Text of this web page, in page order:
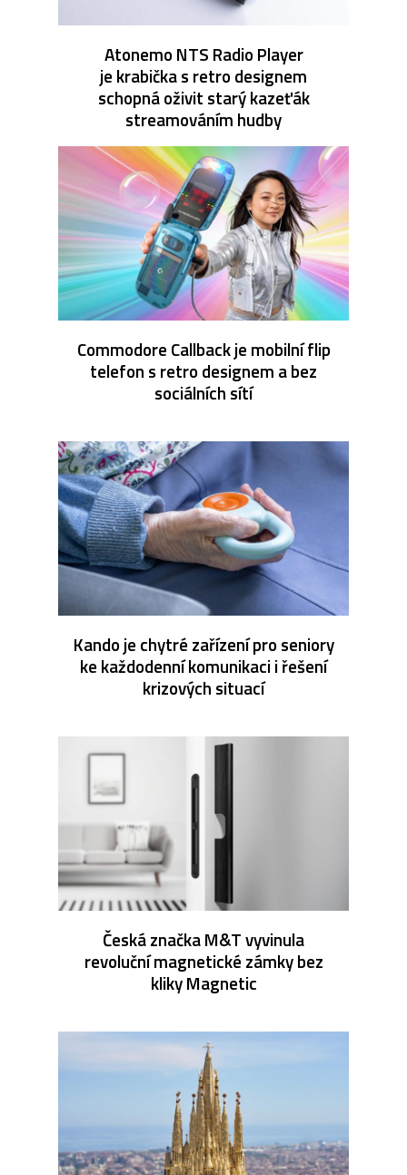
Atonemo NTS Radio Player
je krabička s retro designem
schopná oživit starý kazeťák
streamováním hudby
Commodore Callback je mobilní flip
telefon s retro designem a bez
sociálních sítí
Kando je chytré zařízení pro seniory
ke každodenní komunikaci i řešení
krizových situací
Česká značka M&T vyvinula
revoluční magnetické zámky bez
kliky Magnetic